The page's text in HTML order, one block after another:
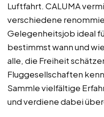
Luftfahrt. CALUMA
verschiedene
Gelegenheitsjob ideal
bestimmst wann und
alle, die Freiheit
Fluggesellschaften
Sammle vielfältige
und verdiene dabei